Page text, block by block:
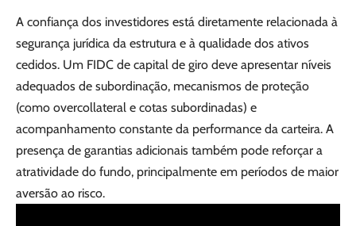
A confiança dos investidores está diretamente relacionada à
segurança jurídica da estrutura e à qualidade dos ativos
cedidos. Um FIDC de capital de giro deve apresentar níveis
adequados de subordinação, mecanismos de proteção
(como overcollateral e cotas subordinadas) e
acompanhamento constante da performance da carteira. A
presença de garantias adicionais também pode reforçar a
atratividade do fundo, principalmente em períodos de maior
aversão ao risco.